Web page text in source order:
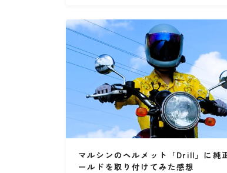
・北海道ツーリング
マルシンのヘルメット「Drill」に純
ールドを取り付けてみた感想